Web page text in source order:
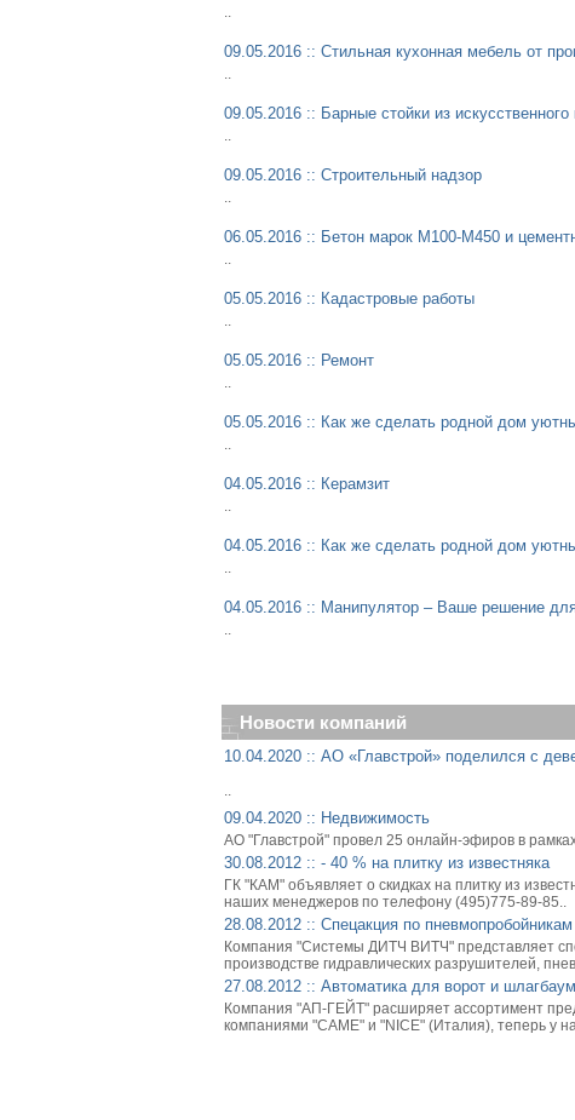
..
09.05.2016 :: Стильная кухонная мебель от
..
09.05.2016 :: Барные стойки из искусственного
..
09.05.2016 :: Строительный надзор
..
06.05.2016 :: Бетон марок М100-М450 и
..
05.05.2016 :: Кадастровые работы
..
05.05.2016 :: Ремонт
..
05.05.2016 :: Как же сделать родной дом
..
04.05.2016 :: Керамзит
..
04.05.2016 :: Как же сделать родной дом
..
04.05.2016 :: Манипулятор – Ваше решение
..
Новости компаний
10.04.2020 :: АО «Главстрой» поделился с
..
09.04.2020 :: Недвижимость
АО "Главстрой" провел 25 онлайн-эфиров в
30.08.2012 :: - 40 % на плитку из известняка
ГК "КАМ" объявляет о скидках на плитку из
наших менеджеров по телефону (495)775-89-85..
28.08.2012 :: Спецакция по
Компания "Системы ДИТЧ ВИТЧ" представляет
производстве гидравлических разрушителей,
27.08.2012 :: Автоматика для ворот и
Компания "АП-ГЕЙТ" расширяет ассортимент
компаниями "CAME" и "NICE" (Италия), теперь у